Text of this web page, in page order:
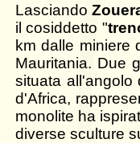
Lasciando
il cosiddetto "
km dalle miniere
Mauritania. Due
situata
d'Africa,
monolite ha
diverse sculture